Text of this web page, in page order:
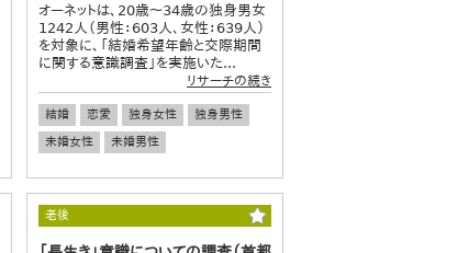
オーネットは、20歳～34歳の独身男女
1242人（男性：603人、女性：639人）
を対象に、「結婚希望年齢と交際期間
に関する意識調査」を実施いた...
リサーチの続き
結婚 恋愛 独身女性
独身男性
未婚女性
未婚男性
老後